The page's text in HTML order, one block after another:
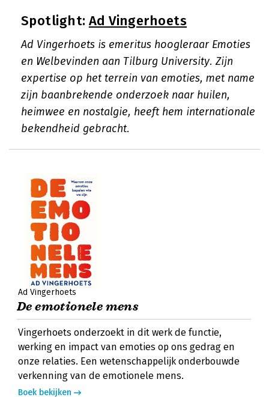
Spotlight: Ad Vingerhoets
Ad Vingerhoets is emeritus hoogleraar Emoties
en Welbevinden aan Tilburg University. Zijn
expertise op het terrein van emoties, met name
zijn baanbrekende onderzoek naar huilen,
heimwee en nostalgie, heeft hem internationale
bekendheid gebracht.
Ad Vingerhoets
De emotionele mens
Vingerhoets onderzoekt in dit werk de functie,
werking en impact van emoties op ons gedrag en
onze relaties. Een wetenschappelijk onderbouwde
verkenning van de emotionele mens.
Boek bekijken